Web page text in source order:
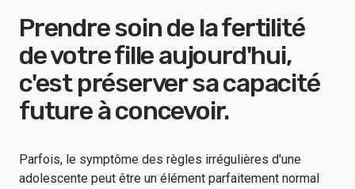
Prendre soin de la fertilité
de votre fille aujourd'hui,
c'est préserver sa capacité
future à concevoir.
Parfois, le symptôme des règles irrégulières d'une
adolescente peut être un élément parfaitement normal